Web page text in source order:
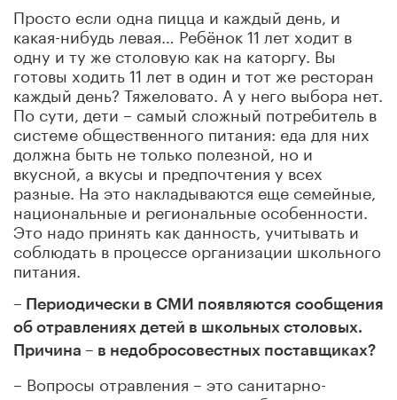
Просто если одна пицца и каждый день, и
какая-нибудь левая… Ребёнок 11 лет ходит в
одну и ту же столовую как на каторгу. Вы
готовы ходить 11 лет в один и тот же ресторан
каждый день? Тяжеловато. А у него выбора нет.
По сути, дети – самый сложный потребитель в
системе общественного питания: еда для них
должна быть не только полезной, но и
вкусной, а вкусы и предпочтения у всех
разные. На это накладываются еще семейные,
национальные и региональные особенности.
Это надо принять как данность, учитывать и
соблюдать в процессе организации школьного
питания.
– Периодически в СМИ появляются сообщения
об отравлениях детей в школьных столовых.
Причина – в недобросовестных поставщиках?
– Вопросы отравления – это санитарно-